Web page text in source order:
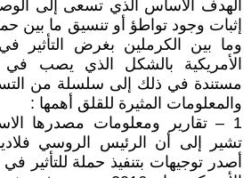
الهدف الأساس الذي تسعى إلى
إثبات وجود تواطؤ أو تنسيق ما بين
وما بين الكرملين بغرض التأثير في
الأمريكية بالشكل الذي يصب
مستندة في ذلك إلى سلسلة من
والمعلومات المثيرة للقلق أهمها :
1 – تقارير ومعلومات مصدرها
تشير إلى أن الرئيس الروسي
أصدر توجيهات بتنفيذ حملة للتأثير في